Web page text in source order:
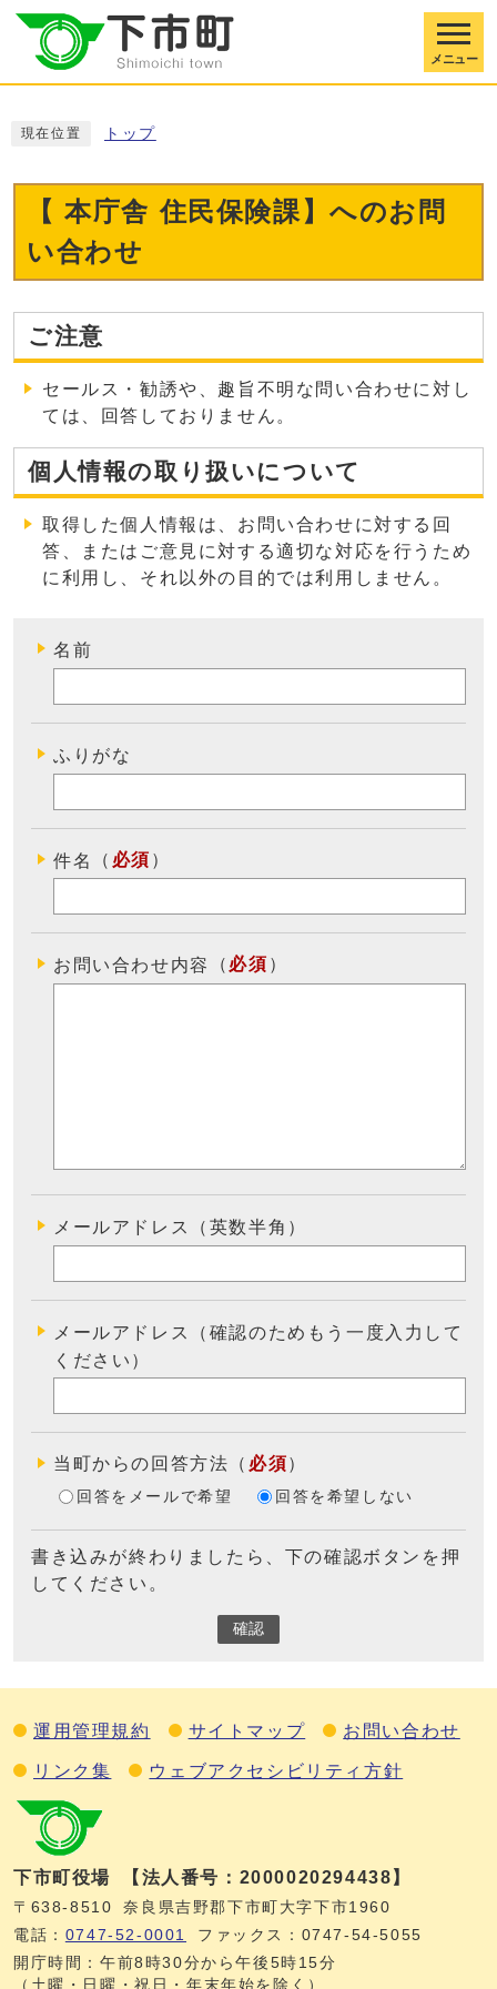
メニュー
現在位置 トップ
【 本庁舎 住民保険課】へのお問
い合わせ
ご注意
セールス・勧誘や、趣旨不明な問い合わせに対し
ては、回答しておりません。
個人情報の取り扱いについて
取得した個人情報は、お問い合わせに対する回
答、またはご意見に対する適切な対応を行うため
に利用し、それ以外の目的では利用しません 。
名前
ふりがな
件名 （ 必須 ）
お問い合わせ内容 （ 必須 ）
メールアドレス（英数半角）
メールアドレス（確認のためもう一度入力して
ください）
当町からの回答方法 （ 必須）
回答をメールで希望 回答を希望しない
書き込みが終わりましたら、下の確認ボタンを押
してください。
確認
運用管理規約 サイトマップ お問い合わせ
リンク集 ウェブアクセシビリティ方針
下市町役場 【法人番号：2000020294438】
〒638-8510
奈良県吉野郡下市町大字下市1960
電話： 0747‐52‐0001
ファックス：0747‐54‐5055
開庁時間：午前8時30分から午後5時15分
（土曜・日曜・祝日・年末年始を除く）